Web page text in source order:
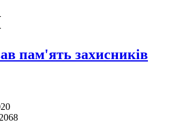
пам'ять захисників